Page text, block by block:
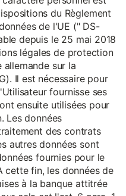
du Règlement
de l'UE (" DS-
depuis le 25 mai 2018
légales de protection
sur la
Il est nécessaire pour
fournisse ses
ensuite utilisées pour
Les données
des contrats
autres données sont
fournies pour le
cette fin, les données de
à la banque attitrée